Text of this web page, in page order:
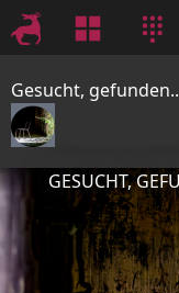
Gesucht,
GESUCHT,